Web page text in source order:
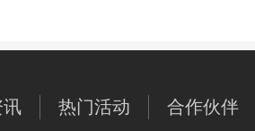
讯 热门活动 合作伙伴